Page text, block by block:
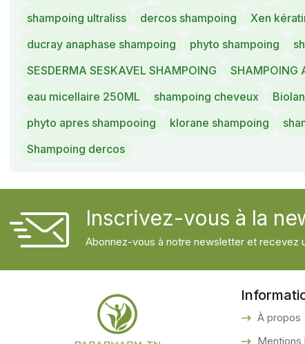
shampoing ultraliss
dercos shampoing Xen
ducray anaphase shampoing
phyto shampoing
SESDERMA SESKAVEL SHAMPOING
SHAMPOING
eau micellaire 250ML
shampoing cheveux
phyto apres shampooing
klorane shampoing
Shampoing dercos
Inscrivez-vous à la
Abonnez-vous à notre newsletter et recevez
À propos
Mentions